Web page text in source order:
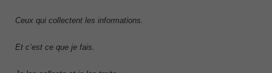
Ceux qui collectent les informations.
Et c’est ce que je fais.